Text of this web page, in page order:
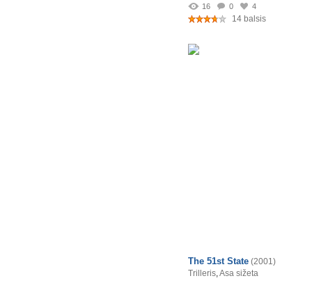
16 0 4
14 balsis
The 51st State (2001)
Trilleris,Asa sižeta